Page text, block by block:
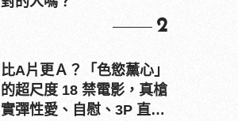
2
比A片更Ａ？「色慾薰心」
的超尺度 18 禁電影，真槍
實彈性愛、自慰、3P 直接